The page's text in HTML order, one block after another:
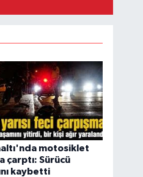
motosiklet
çarptı: Sürücü
kaybetti